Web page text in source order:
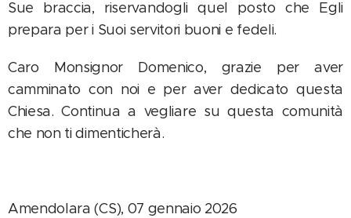
Sue braccia, riservandogli quel posto che Egli
prepara per i Suoi servitori buoni e fedeli.
Caro Monsignor Domenico, grazie per aver
camminato con noi e per aver dedicato questa
Chiesa. Continua a vegliare su questa comunità
che non ti dimenticherà.
Amendolara (CS), 07 gennaio 2026